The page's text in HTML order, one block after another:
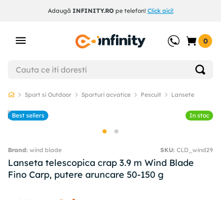
Adaugă INFINITY.ROpe telefon! Click aici!
0
Sport si Outdoor Sporturi acvatice Pescuit Lansete
Best sellers In stoc
wind blade SKU: CLD_wind29
Lanseta telescopica crap 3.9 m Wind Blade
Fino Carp, putere aruncare 50-150 g